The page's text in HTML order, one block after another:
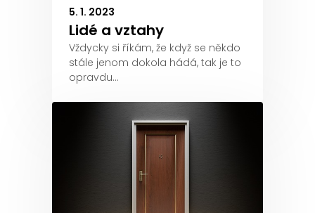
5. 1. 2023
Lidé a vztahy
Vždycky si říkám, že když se někdo
stále jenom dokola hádá, tak je to
opravdu…